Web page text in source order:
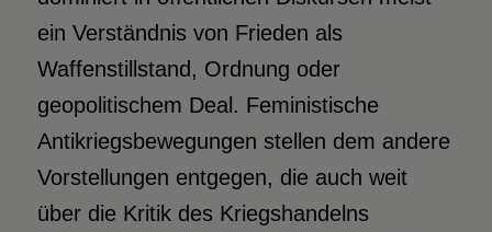
ein Verständnis von Frieden als
Waffenstillstand, Ordnung oder
geopolitischem Deal. Feministische
Antikriegsbewegungen stellen dem andere
Vorstellungen entgegen, die auch weit
über die Kritik des Kriegshandelns